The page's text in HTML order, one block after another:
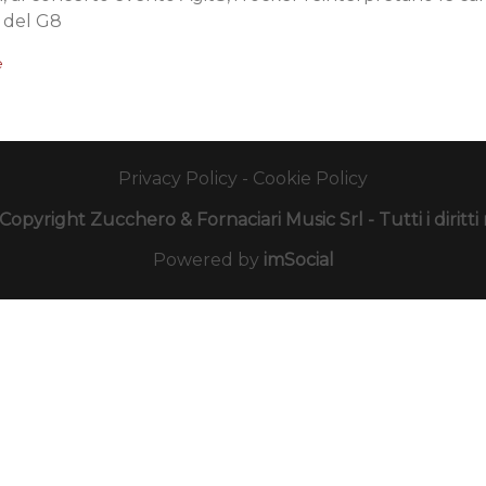
del G8
Privacy Policy - Cookie Policy
Zucchero & Fornaciari Music Srl - Tutti i diritti
Powered by imSocial